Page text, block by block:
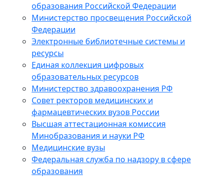
образования Российской Федерации
Министерство просвещения Российской
Федерации
Электронные библиотечные системы и
ресурсы
Единая коллекция цифровых
образовательных ресурсов
Министерство здравоохранения РФ
Совет ректоров медицинских и
фармацевтических вузов России
Высшая аттестационная комиссия
Минобразования и науки РФ
Медицинские вузы
Федеральная служба по надзору в сфере
образования